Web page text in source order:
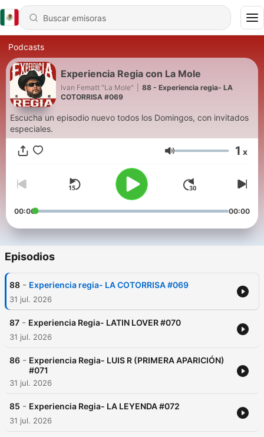
Podcasts
Experiencia Regia con La Mole
Ivan Fematt "La Mole"
88 - Experiencia regia- LA
COTORRISA #069
Escucha un episodio nuevo todos los Domingos, con invitados
especiales.
Volumen 1 x
00:00 00:00
Episodios
88 - Experiencia regia- LA COTORRISA #069
31 jul. 2026
87 - Experiencia Regia- LATIN LOVER #070
31 jul. 2026
86 - Experiencia Regia- LUIS R (PRIMERA APARICIÓN)
#071
31 jul. 2026
85 - Experiencia Regia- LA LEYENDA #072
31 jul. 2026